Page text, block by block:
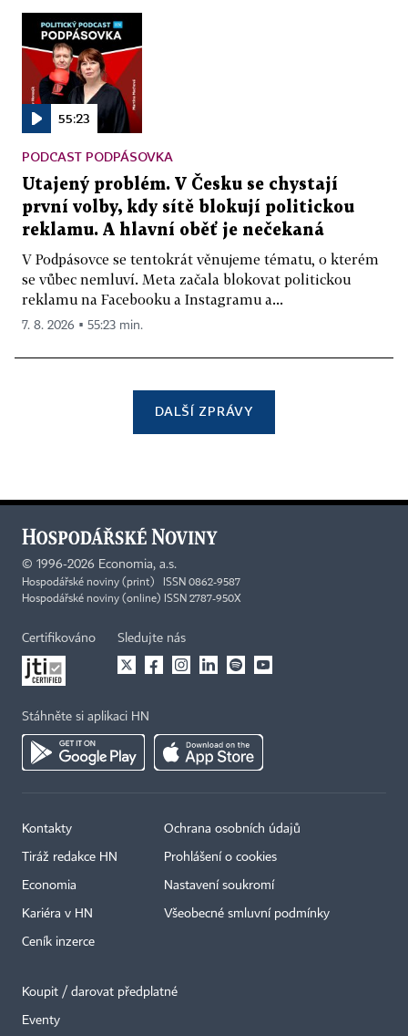
55:23
PODCAST PODPÁSOVKA
Utajený problém. V Česku se chystají
první volby, kdy sítě blokují politickou
reklamu. A hlavní oběť je nečekaná
V Podpásovce se tentokrát věnujeme tématu, o kterém
se vůbec nemluví. Meta začala blokovat politickou
reklamu na Facebooku a Instagramu a...
7. 8. 2026 ▪ 55:23 min.
DALŠÍ ZPRÁVY
© 1996-2026 Economia, a.s.
Hospodářské noviny (print) ISSN 0862-9587
Hospodářské noviny (online) ISSN 2787-950X
Certifikováno Sledujte nás
Stáhněte si aplikaci HN
Kontakty
Tiráž redakce HN
Economia
Kariéra v HN
Ceník inzerce
Ochrana osobních údajů
Prohlášení o cookies
Nastavení soukromí
Všeobecné smluvní podmínky
Koupit / darovat předplatné
Eventy